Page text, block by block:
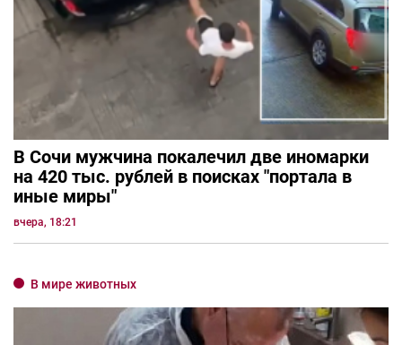
В Сочи мужчина покалечил две иномарки
на 420 тыс. рублей в поисках "портала в
иные миры"
вчера, 18:21
В мире животных